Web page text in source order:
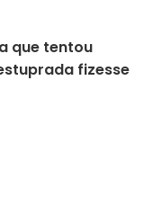
que tentou
fizesse